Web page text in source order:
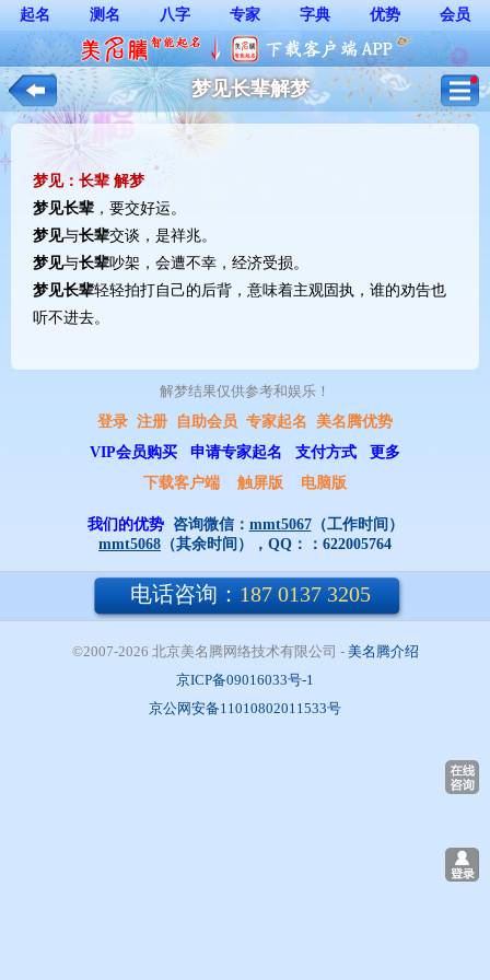
起名 测名 八字 专家 字典 优势 会员
梦见长辈解梦
梦见：长辈 解梦
梦见长辈 ，要交好运。
梦见与长辈交谈，是祥兆。
梦见与长辈吵架，会遭不幸，经济受损。
梦见长辈轻轻拍打自己的后背，意味着主观固执，谁的劝告也
听不进去。
解梦结果仅供参考和娱乐！
登录 注册 自助会员 专家起名 美名腾优势
VIP会员购买
申请专家起名 支付方式
更多
下载客户端
触屏版 电脑版
我们的优势 咨询微信： mmt5067（工作时间）
mmt5068 （其余时间），QQ：： 622005764
电话咨询： 187 0137 3205
©2007-2026 北京美名腾网络技术有限公司 - 美名腾介绍
京ICP备09016033号-1
京公网安备11010802011533号